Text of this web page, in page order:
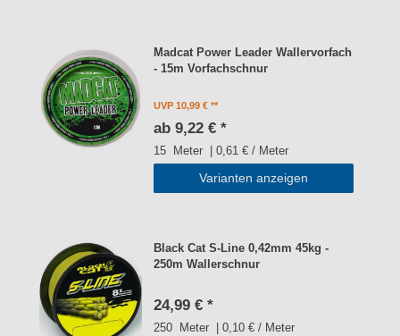
Madcat Power Leader Wallervorfach
- 15m Vorfachschnur
UVP 10,99 €
ab 9,22 € *
15 Meter | 0,61 € / Meter
Varianten anzeigen
Black Cat S-Line 0,42mm 45kg -
250m Wallerschnur
24,99 € *
250 Meter | 0,10 € / Meter